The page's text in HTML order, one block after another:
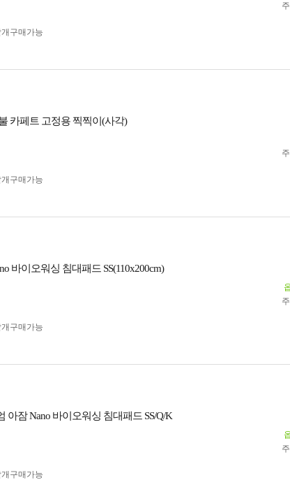
개구매가능
카페트 고정용 찍찍이(사각)
개구매가능
바이오워싱 침대패드 SS(110x200cm)
개구매가능
아잠 Nano 바이오워싱 침대패드 SS/Q/K
개구매가능